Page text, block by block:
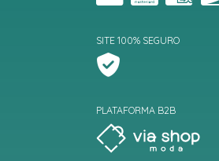
SITE 100% SEGURO
PLATAFORMA B2B